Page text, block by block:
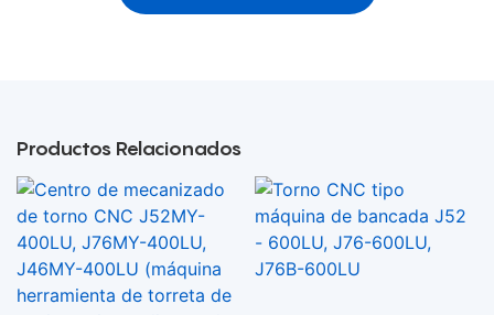
Productos Relacionados